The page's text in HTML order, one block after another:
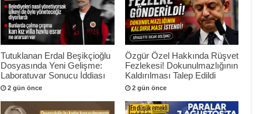
Tutuklanan Erdal Beşikçioğlu
Dosyasında Yeni Gelişme:
Laboratuvar Sonucu İddiası
2 gün önce
Özgür Özel Hakkında Rüşvet
Fezlekesi! Dokunulmazlığının
Kaldırılması Talep Edildi
2 gün önce